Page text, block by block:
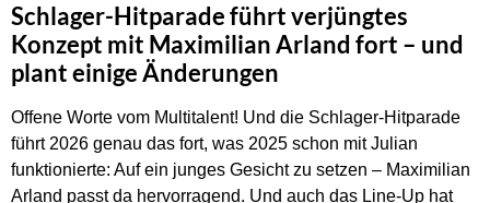
Schlager-Hitparade führt verjüngtes
Konzept mit Maximilian Arland fort – und
plant einige Änderungen
Offene Worte vom Multitalent! Und die Schlager-Hitparade
führt 2026 genau das fort, was 2025 schon mit Julian
funktionierte: Auf ein junges Gesicht zu setzen – Maximilian
Arland passt da hervorragend. Und auch das Line-Up hat